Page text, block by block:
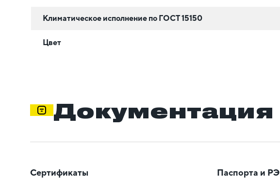
Климатическое исполнение по ГОСТ 15150
Цвет
Документация
Сертификаты Паспорта и РЭ